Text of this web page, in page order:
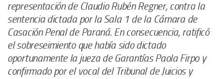
representación de Claudio Rubén Regner, contra la
sentencia dictada por la Sala 1 de la Cámara de
Casación Penal de Paraná. En consecuencia, ratificó
el sobreseimiento que había sido dictado
oportunamente la jueza de Garantías Paola Firpo y
confirmado por el vocal del Tribunal de Juicios y